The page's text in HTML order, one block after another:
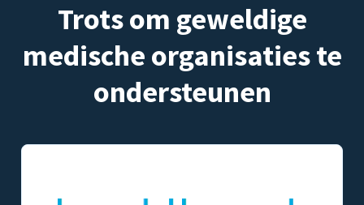
Trots om geweldige
medische organisaties te
ondersteunen